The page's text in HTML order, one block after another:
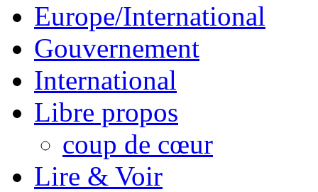
Europe/International
Gouvernement
International
Libre propos
coup de cœur
Lire & Voir